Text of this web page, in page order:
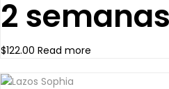
2
$122.00 Read more